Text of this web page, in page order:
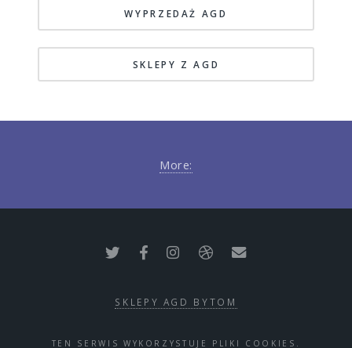
WYPRZEDAŻ AGD
SKLEPY Z AGD
More:
SKLEPY AGD BYTOM
TEN SERWIS WYKORZYSTUJE PLIKI COOKIES.